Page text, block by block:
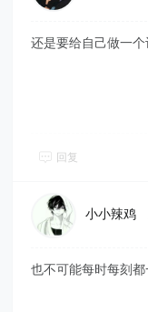
还是要给自己做一
回复
小小辣鸡
也不可能每时每刻